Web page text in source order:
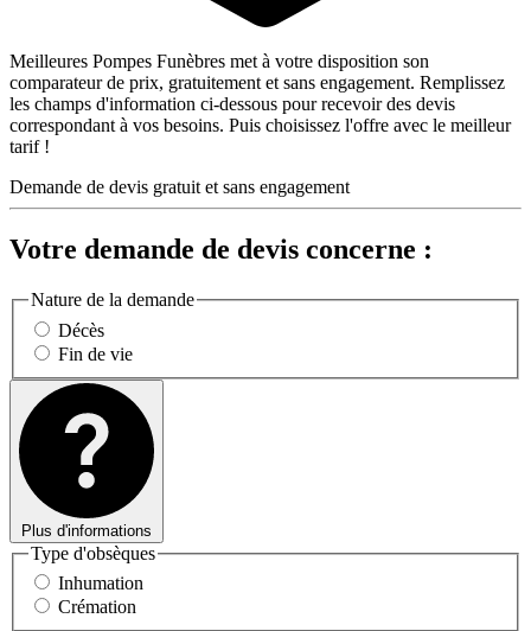
Meilleures Pompes Funèbres met à votre disposition son
comparateur de prix, gratuitement et sans engagement. Remplissez
les champs d'information ci-dessous pour recevoir des devis
correspondant à vos besoins. Puis choisissez l'offre avec le meilleur
tarif !
Demande de devis gratuit et sans engagement
Votre demande de devis concerne :
Nature de la demande
Décès
Fin de vie
Plus d'informations
Type d'obsèques
Inhumation
Crémation